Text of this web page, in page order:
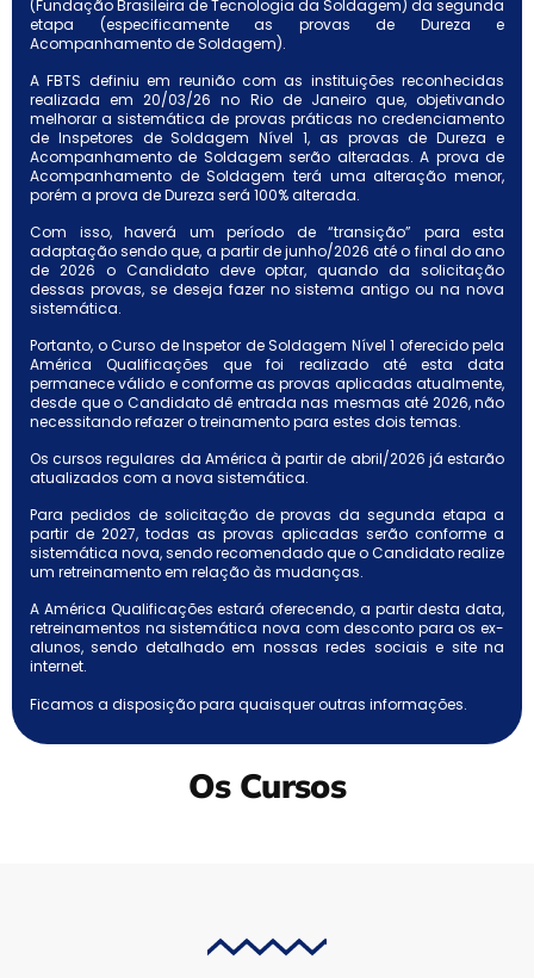
(Fundação Brasileira de Tecnologia da Soldagem) da segunda
etapa (especificamente as provas de Dureza e
Acompanhamento de Soldagem).
A FBTS definiu em reunião com as instituições reconhecidas
realizada em 20/03/26 no Rio de Janeiro que, objetivando
melhorar a sistemática de provas práticas no credenciamento
de Inspetores de Soldagem Nível 1, as provas de Dureza e
Acompanhamento de Soldagem serão alteradas. A prova de
Acompanhamento de Soldagem terá uma alteração menor,
porém a prova de Dureza será 100% alterada.
Com isso, haverá um período de “transição” para esta
adaptação sendo que, a partir de junho/2026 até o final do ano
de 2026 o Candidato deve optar, quando da solicitação
dessas provas, se deseja fazer no sistema antigo ou na nova
sistemática.
Portanto, o Curso de Inspetor de Soldagem Nível 1 oferecido pela
América Qualificações que foi realizado até esta data
permanece válido e conforme as provas aplicadas atualmente,
desde que o Candidato dê entrada nas mesmas até 2026, não
necessitando refazer o treinamento para estes dois temas.
Os cursos regulares da América à partir de abril/2026 já estarão
atualizados com a nova sistemática.
Para pedidos de solicitação de provas da segunda etapa a
partir de 2027, todas as provas aplicadas serão conforme a
sistemática nova, sendo recomendado que o Candidato realize
um retreinamento em relação às mudanças.
A América Qualificações estará oferecendo, a partir desta data,
retreinamentos na sistemática nova com desconto para os ex-
alunos, sendo detalhado em nossas redes sociais e site na
internet.
Ficamos a disposição para quaisquer outras informações.
Os Cursos